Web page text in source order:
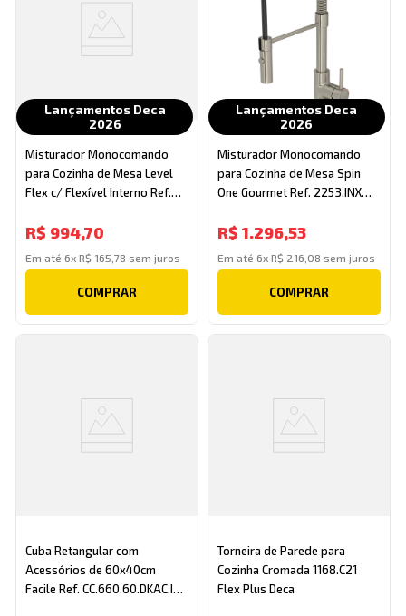
Lançamentos Deca
2026
Misturador Monocomando
para Cozinha de Mesa Level
Flex c/ Flexível Interno Ref.
R$ 994,70
Em até6xR$ 165 ,78 sem juros
COMPRAR
Lançamentos Deca
2026
Misturador Monocomando
para Cozinha de Mesa Spin
One Gourmet Ref. 2253.INX
R$ 1.296,53
Em até 6x R$ 216 08 sem juros
COMPRAR
Cuba Retangular com
Acessórios de 60x40cm
Facile Ref. CC.660.60.DKAC.INX
Torneira de Parede para
Cozinha Cromada 1168.C21
Flex Plus Deca